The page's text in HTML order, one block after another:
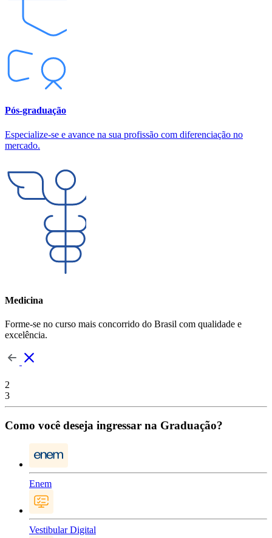
Pós-graduação
Especialize-se e avance na sua profissão com diferenciação no
mercado.
Medicina
Forme-se no curso mais concorrido do Brasil com qualidade e
excelência.
2
3
Como você deseja ingressar na Graduação?
Enem
Vestibular Digital